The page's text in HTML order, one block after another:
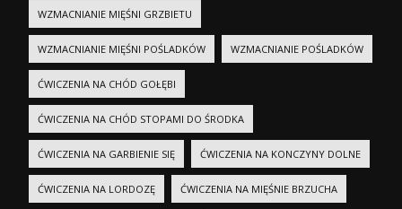
WZMACNIANIE MIĘŚNI GRZBIETU
WZMACNIANIE MIĘŚNI POŚLADKÓW WZMACNIANIE POŚLADKÓW
ĆWICZENIA NA CHÓD GOŁĘBI
ĆWICZENIA NA CHÓD STOPAMI DO ŚRODKA
ĆWICZENIA NA GARBIENIE SIĘ ĆWICZENIA NA KONCZYNY DOLNE
ĆWICZENIA NA LORDOZĘ ĆWICZENIA NA MIĘŚNIE BRZUCHA